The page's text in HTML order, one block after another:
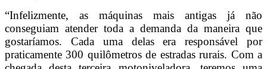
“Infelizmente, as máquinas mais antigas já não
conseguiam atender toda a demanda da maneira que
gostaríamos. Cada uma delas era responsável por
praticamente 300 quilômetros de estradas rurais. Com a